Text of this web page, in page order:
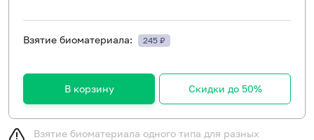
Взятие биоматериала: 245 ₽
В корзину Скидки до 50%
Взятие биоматериала одного типа для разных